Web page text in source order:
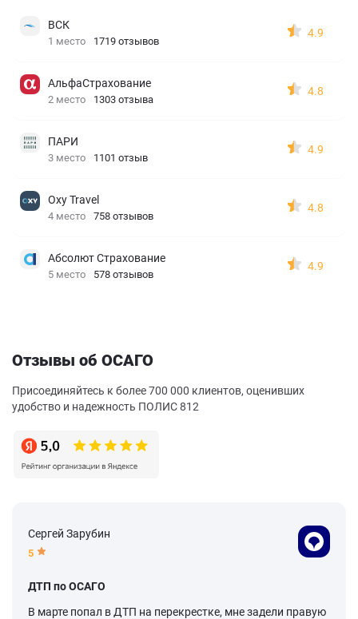
ВСК
1 место 1719 отзывов
4.9
АльфаСтрахование
2 место 1303 отзыва
4.8
ПАРИ
3 место 1101 отзыв
4.9
Oxy Travel
4 место 758 отзывов
4.8
Абсолют Страхование
5 место 578 отзывов
4.9
Отзывы об ОСАГО
Присоединяйтесь к более 700 000 клиентов, оценивших
удобство и надежность ПОЛИС 812
Сергей Зарубин
5
ДТП по ОСАГО
В марте попал в ДТП на перекрестке, мне задели правую